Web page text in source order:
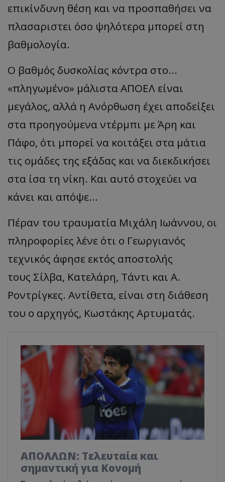
επικίνδυνη θέση και να προσπαθήσει να
πλασαριστει όσο ψηλότερα μπορεί στη
βαθμολογία.
Ο βαθμός δυσκολίας κόντρα στο...
«πληγωμένο» μάλιστα ΑΠΟΕΛ είναι
μεγάλος, αλλά η Ανόρθωση έχει αποδείξει
στα προηγούμενα ντέρμπι με Άρη και
Πάφο, ότι μπορεί να κοιτάξει στα μάτια
τις ομάδες της εξάδας και να διεκδικήσει
στα ίσα τη νίκη. Και αυτό στοχεύει να
κάνει και απόψε...
Πέραν του τραυματία Μιχάλη Ιωάννου, οι
πληροφορίες λένε ότι ο Γεωργιανός
τεχνικός άφησε εκτός αποστολής
τους Σίλβα, Κατελάρη, Τάντι και Α.
Ροντρίγκες. Αντίθετα, είναι στη διάθεση
του ο αρχηγός, Κωστάκης Αρτυματάς.
ΑΠΟΛΛΩΝ: Τελευταία και
σημαντική για Κονομή